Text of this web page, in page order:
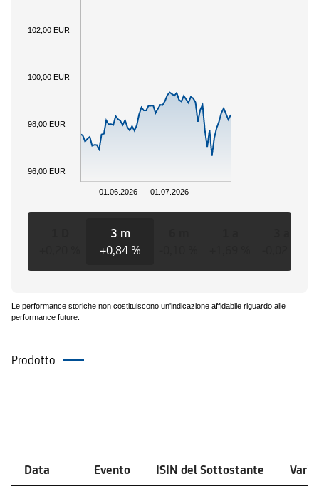
01.06.2026 01.07.2026
100,00 EUR
96,00 EUR
98,00 EUR
102,00 EUR
3 m
+0,84 %
Le performance storiche non costituiscono un'indicazione affidabile riguardo alle
performance future.
Prodotto
Data Evento ISIN del Sottostante